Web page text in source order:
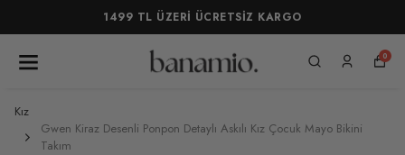
1499 TL ÜZERİ ÜCRETSİZ KARGO
0
Kız
Gwen Kiraz Desenli Ponpon Detaylı Askılı Kız Çocuk Mayo Bikini
Takım